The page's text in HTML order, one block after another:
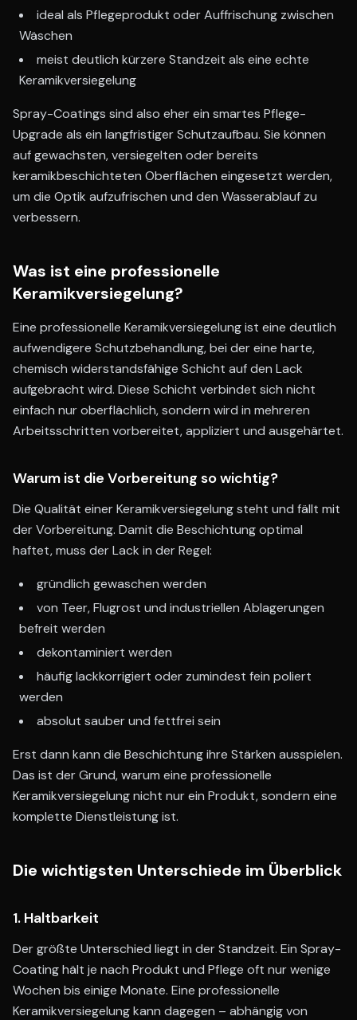
ideal als Pflegeprodukt oder Auffrischung zwischen
Wäschen
meist deutlich kürzere Standzeit als eine echte
Keramikversiegelung
Spray-Coatings sind also eher ein smartes Pflege-
Upgrade als ein langfristiger Schutzaufbau. Sie können
auf gewachsten, versiegelten oder bereits
keramikbeschichteten Oberflächen eingesetzt werden,
um die Optik aufzufrischen und den Wasserablauf zu
verbessern.
Was ist eine professionelle
Keramikversiegelung?
Eine professionelle Keramikversiegelung ist eine deutlich
aufwendigere Schutzbehandlung, bei der eine harte,
chemisch widerstandsfähige Schicht auf den Lack
aufgebracht wird. Diese Schicht verbindet sich nicht
einfach nur oberflächlich, sondern wird in mehreren
Arbeitsschritten vorbereitet, appliziert und ausgehärtet.
Warum ist die Vorbereitung so wichtig?
Die Qualität einer Keramikversiegelung steht und fällt mit
der Vorbereitung. Damit die Beschichtung optimal
haftet, muss der Lack in der Regel:
gründlich gewaschen werden
von Teer, Flugrost und industriellen Ablagerungen
befreit werden
dekontaminiert werden
häufig lackkorrigiert oder zumindest fein poliert
werden
absolut sauber und fettfrei sein
Erst dann kann die Beschichtung ihre Stärken ausspielen.
Das ist der Grund, warum eine professionelle
Keramikversiegelung nicht nur ein Produkt, sondern eine
komplette Dienstleistung ist.
Die wichtigsten Unterschiede im Überblick
1. Haltbarkeit
Der größte Unterschied liegt in der Standzeit. Ein Spray-
Coating hält je nach Produkt und Pflege oft nur wenige
Wochen bis einige Monate. Eine professionelle
Keramikversiegelung kann dagegen – abhängig von